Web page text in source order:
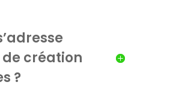
de création
?